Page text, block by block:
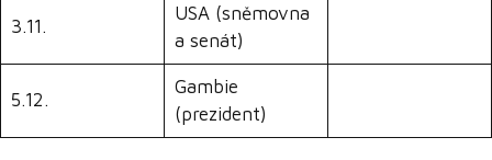
3.11.
USA (sněmovna
a senát)
5.12.
Gambie
(prezident)